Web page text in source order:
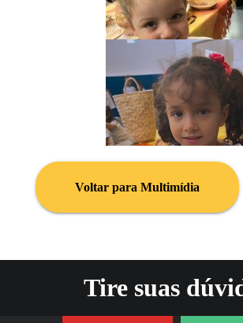
Voltar para Multimídia
Tire suas